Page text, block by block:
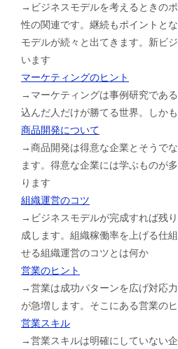
→ビジネスモデルを考えるときの
性の関連です。継続もポイントと
モデルが続々と出てきます。新ビ
います
マーケティングのヒント
→マーケティングは事例研究であ
込んだ人だけが勝てる世界。しか
商品開発について
→商品開発は得意な企業とそうで
ます。得意な企業には学ぶものが
ります
組織運営のコツ
→ビジネスモデルが完成すれば残
成します。組織稼働率を上げる仕
せる組織運営のコツとは何か
営業のヒント
→営業は成功パターンを広げ対応
が急増します。そこにある営業の
営業スキル
→営業スキルは明確にしていない